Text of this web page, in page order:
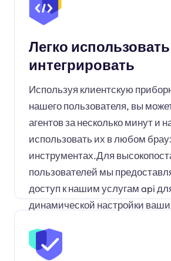
Легко
интегрировать
Используя клиентскую
нашего пользователя, вы
агентов за несколько минут и
использовать их в любом
инструментах.Для
пользователей мы
доступ к нашим услугам api
динамической настройки